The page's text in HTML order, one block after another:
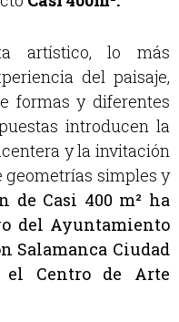
artístico, lo más
del paisaje,
formas y diferentes
introducen la
y la invitación
geometrías simples y
de Casi 400 m² ha
del Ayuntamiento
Salamanca Ciudad
Centro de Arte